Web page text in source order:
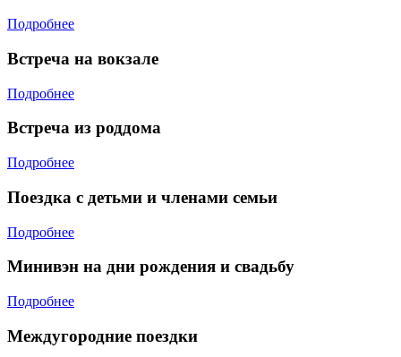
Подробнее
Встреча на вокзале
Подробнее
Встреча из роддома
Подробнее
Поездка с детьми и членами семьи
Подробнее
Минивэн на дни рождения и свадьбу
Подробнее
Междугородние поездки